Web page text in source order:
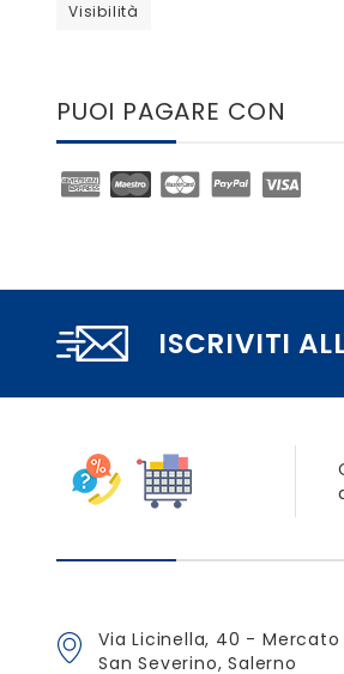
Visibilità
PUOI PAGARE CON
ISCRIVITI
Via Licinella, 40 - Mercato
San Severino, Salerno